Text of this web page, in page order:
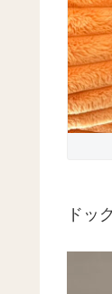
ドッ